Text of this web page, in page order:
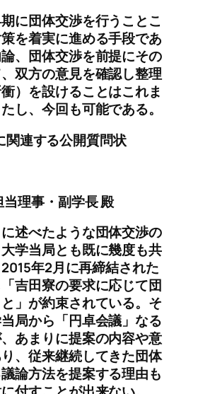
に団体交渉を行うことこ
を着実に進める手段であ
、団体交渉を前提にその
双方の意見を確認し整理
）を設けることはこれま
し、今回も可能である。
関連する公開質問状
理事・副学長 殿
述べたような団体交渉の
学当局とも既に幾度も共
年2月に再締結された
吉田寮の要求に応じて団
」が約束されている。そ
局から「円卓会議」なる
あまりに提案の内容や意
、従来継続してきた団体
論方法を提案する理由も